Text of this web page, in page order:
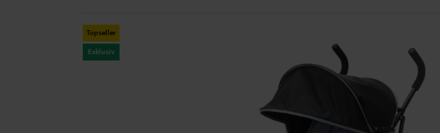
Topseller
Exklusiv